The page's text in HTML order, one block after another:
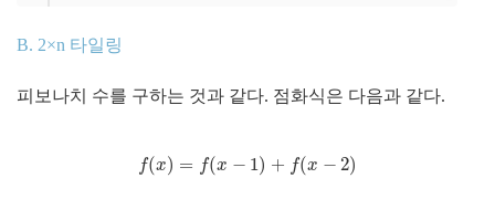
B. 2×n 타일링
피보나치 수를 구하는 것과 같다. 점화식은 다음과 같다.
f(x) = f(x − 1) + f(x − 2)
f(x )=f( x− 1)+ f(x −2)